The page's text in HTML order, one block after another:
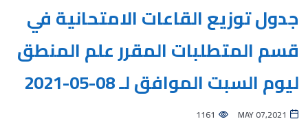
جدول توزيع القاعات الامتحانية في
قسم المتطلبات المقرر علم المنطق
ليوم السبت الموافق لـ 08-05-2021
MAY 07,2021
1161